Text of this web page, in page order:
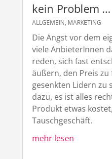
kein Problem …
ALLGEMEIN, MARKETING
Die Angst vor dem
viele AnbieterInnen
reden, sich fast
äußern, den Preis
gesenkten Lidern zu
dazu, es ist alles
Produkt etwas
Tauschgeschäft.
mehr lesen